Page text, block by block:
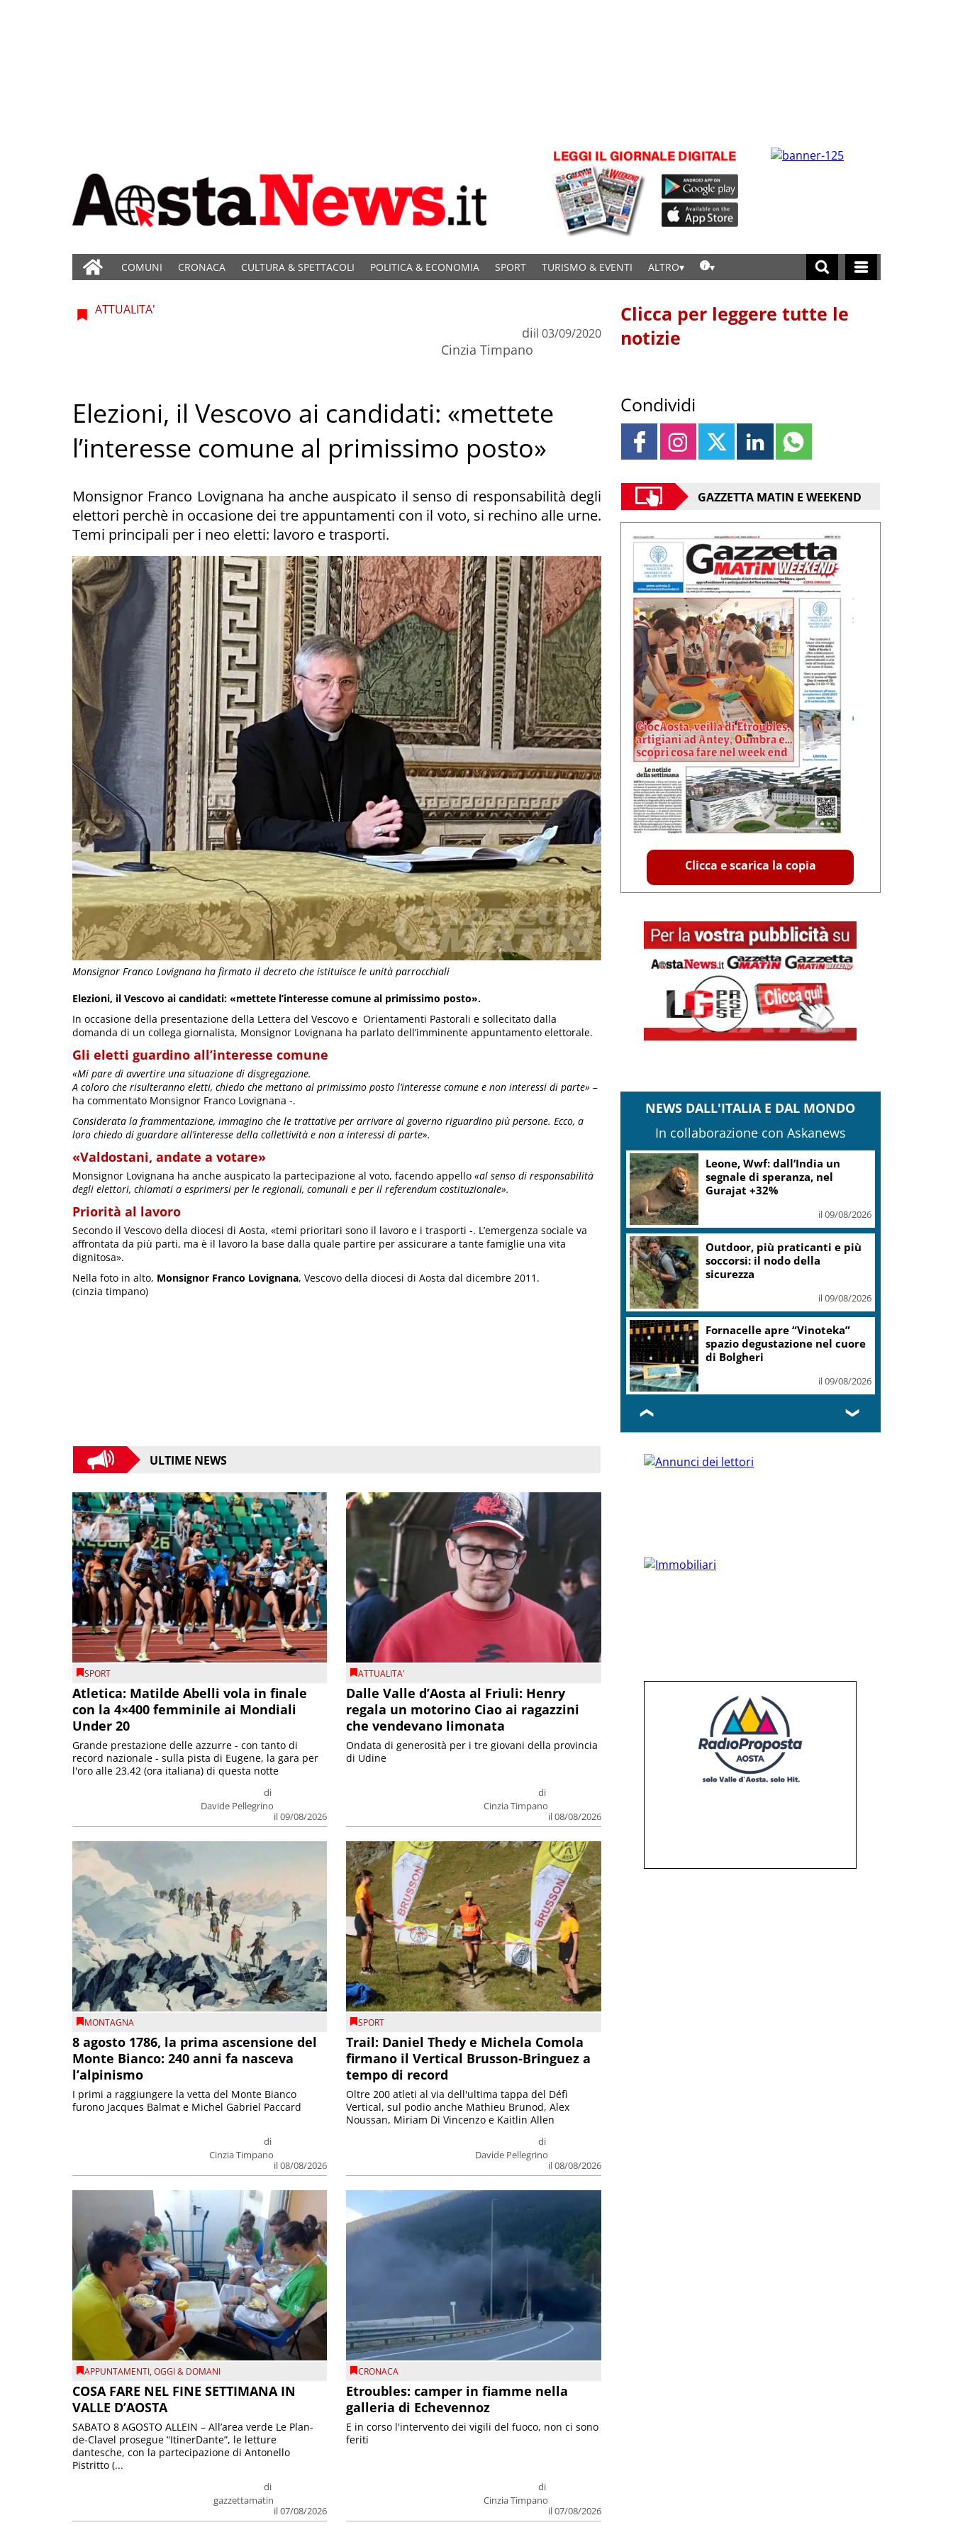
COMUNI CRONACA CULTURA & SPETTACOLI POLITICA & ECONOMIA SPORT TURISMO & EVENTI ALTRO
Monsignor Franco Lovignana ha firmato il decreto che istituisce le unità parrocchiali
ATTUALITA'
di
Cinzia Timpano
il 03/09/2020
Elezioni, il Vescovo ai candidati: «mettete
l’interesse comune al primissimo posto»
Monsignor Franco Lovignana ha anche auspicato il senso di responsabilità degli
elettori perchè in occasione dei tre appuntamenti con il voto, si rechino alle urne.
Temi principali per i neo eletti: lavoro e trasporti.
Elezioni, il Vescovo ai candidati: «mettete l’interesse comune al primissimo posto».
In occasione della presentazione della Lettera del Vescovo e Orientamenti Pastorali e sollecitato dalla
domanda di un collega giornalista, Monsignor Lovignana ha parlato dell’imminente appuntamento elettorale.
Gli eletti guardino all’interesse comune
«Mi pare di avvertire una situazione di disgregazione.
A coloro che risulteranno eletti, chiedo che mettano al primissimo posto l’interesse comune e non interessi di parte» –
ha commentato Monsignor Franco Lovignana -.
Considerata la frammentazione, immagino che le trattative per arrivare al governo riguardino più persone. Ecco, a
loro chiedo di guardare all’interesse della collettività e non a interessi di parte».
«Valdostani, andate a votare»
Monsignor Lovignana ha anche auspicato la partecipazione al voto, facendo appello «al senso di responsabilità
degli elettori, chiamati a esprimersi per le regionali, comunali e per il referendum costituzionale».
Priorità al lavoro
Secondo il Vescovo della diocesi di Aosta, «temi prioritari sono il lavoro e i trasporti -. L’emergenza sociale va
affrontata da più parti, ma è il lavoro la base dalla quale partire per assicurare a tante famiglie una vita
dignitosa».
Nella foto in alto, Monsignor Franco Lovignana, Vescovo della diocesi di Aosta dal dicembre 2011.
(cinzia timpano)
ULTIME NEWS
SPORT
Atletica: Matilde Abelli vola in finale
con la 4×400 femminile ai Mondiali
Under 20
di
Davide Pellegrino
il 09/08/2026
Grande prestazione delle azzurre - con tanto di
record nazionale - sulla pista di Eugene, la gara per
l'oro alle 23.42 (ora italiana) di questa notte
ATTUALITA'
Dalle Valle d’Aosta al Friuli: Henry
regala un motorino Ciao ai ragazzini
che vendevano limonata
di
Cinzia Timpano
il 08/08/2026
Ondata di generosità per i tre giovani della provincia
di Udine
MONTAGNA
8 agosto 1786, la prima ascensione del
Monte Bianco: 240 anni fa nasceva
l’alpinismo
di
Cinzia Timpano
il 08/08/2026
I primi a raggiungere la vetta del Monte Bianco
furono Jacques Balmat e Michel Gabriel Paccard
SPORT
Trail: Daniel Thedy e Michela Comola
firmano il Vertical Brusson-Bringuez a
tempo di record
di
Davide Pellegrino
il 08/08/2026
Oltre 200 atleti al via dell'ultima tappa del Défì
Vertical, sul podio anche Mathieu Brunod, Alex
Noussan, Miriam Di Vincenzo e Kaitlin Allen
APPUNTAMENTI,OGGI & DOMANI
COSA FARE NEL FINE SETTIMANA IN
VALLE D’AOSTA
di
gazzettamatin
il 07/08/2026
SABATO 8 AGOSTO ALLEIN – All’area verde Le Plan-
de-Clavel prosegue “ItinerDante”, le letture
dantesche, con la partecipazione di Antonello
Pistritto (...
CRONACA
Etroubles: camper in fiamme nella
galleria di Echevennoz
di
Cinzia Timpano
il 07/08/2026
E in corso l'intervento dei vigili del fuoco, non ci sono
feriti
Clicca per leggere tutte le
notizie
Condividi
GAZZETTA MATIN E WEEKEND
Clicca e scarica la copia
NEWS DALL'ITALIA E DAL MONDO
In collaborazione con Askanews
Leone, Wwf: dall’India un
segnale di speranza, nel
Gurajat +32%
il 09/08/2026
Outdoor, più praticanti e più
soccorsi: il nodo della
sicurezza
il 09/08/2026
Fornacelle apre “Vinoteka”
spazio degustazione nel cuore
di Bolgheri
il 09/08/2026
❮ ❯